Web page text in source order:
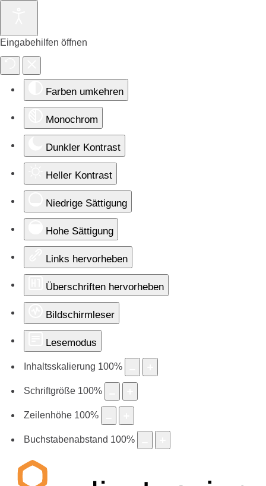
Eingabehilfen öffnen
Farben umkehren
Monochrom
Dunkler Kontrast
Heller Kontrast
Niedrige Sättigung
Hohe Sättigung
Links hervorheben
Überschriften hervorheben
Bildschirmleser
Lesemodus
Inhaltsskalierung 100%
Schriftgröße 100%
Zeilenhöhe 100%
Buchstabenabstand 100%